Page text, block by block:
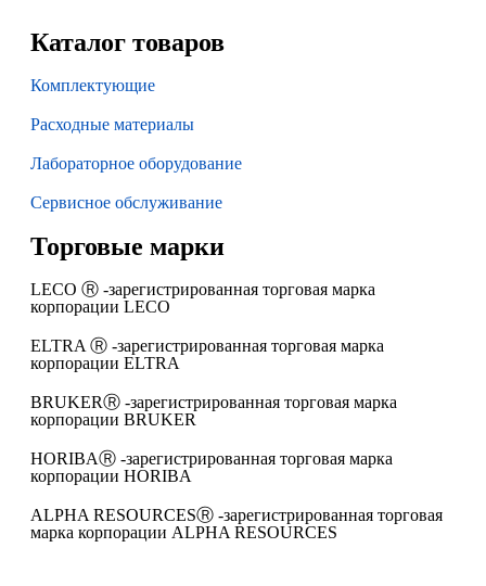
Каталог товаров
Комплектующие
Расходные материалы
Лабораторное оборудование
Сервисное обслуживание
Торговые марки
LECO Ⓡ -зарегистрированная торговая марка
корпорации LECO
ELTRA Ⓡ -зарегистрированная торговая марка
корпорации ELTRA
BRUKERⓇ -зарегистрированная торговая марка
корпорации BRUKER
HORIBAⓇ -зарегистрированная торговая марка
корпорации HORIBA
ALPHA RESOURCESⓇ -зарегистрированная торговая
марка корпорации ALPHA RESOURCES